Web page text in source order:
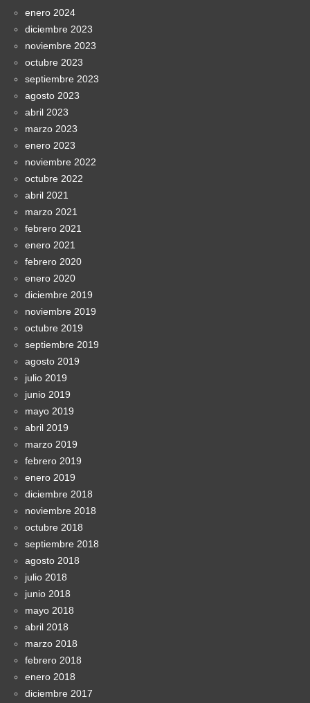
enero 2024
diciembre 2023
noviembre 2023
octubre 2023
septiembre 2023
agosto 2023
abril 2023
marzo 2023
enero 2023
noviembre 2022
octubre 2022
abril 2021
marzo 2021
febrero 2021
enero 2021
febrero 2020
enero 2020
diciembre 2019
noviembre 2019
octubre 2019
septiembre 2019
agosto 2019
julio 2019
junio 2019
mayo 2019
abril 2019
marzo 2019
febrero 2019
enero 2019
diciembre 2018
noviembre 2018
octubre 2018
septiembre 2018
agosto 2018
julio 2018
junio 2018
mayo 2018
abril 2018
marzo 2018
febrero 2018
enero 2018
diciembre 2017